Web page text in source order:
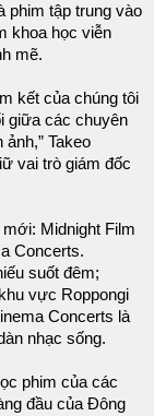
phim tập trung vào
khoa học viễn
mẽ.
kết của chúng tôi
giữa các chuyên
Takeo
vai trò giám đốc
Midnight Film
Concerts.
suốt đêm;
vực Roppongi
Concerts là
nhạc sống.
phim của các
đầu của Đông